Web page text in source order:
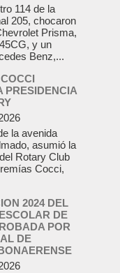
114 de la
205, chocaron
Prisma,
y un
Benz,...
PRESIDENCIA
la avenida
asumió la
Rotary Club
Cocci,
2024 DEL
DE
POR
DE